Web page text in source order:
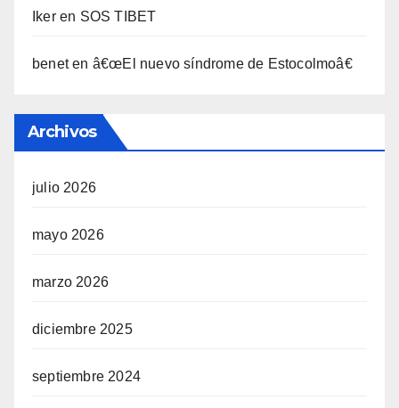
Ikeren SOS TIBET
beneten â€œEl nuevo sí­ndrome de Estocolmoâ€
Archivos
julio 2026
mayo 2026
marzo 2026
diciembre 2025
septiembre 2024